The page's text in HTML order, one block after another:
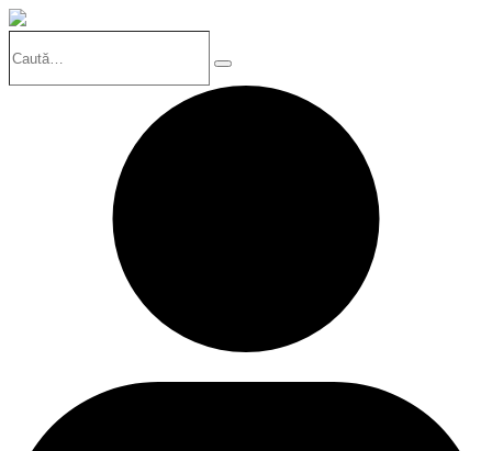
Search